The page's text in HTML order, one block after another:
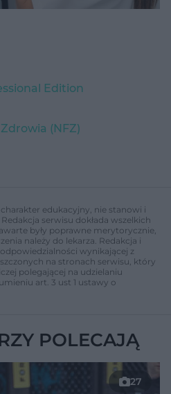
Edition
(NFZ)
edukacyjny, nie stanowi i
serwisu dokłada wszelkich
były poprawne merytorycznie,
należy do lekarza. Redakcja i
wynikającej z
na stronach serwisu, który
polegającej na udzielaniu
art. 3 ust 1 ustawy o
POLECAJĄ
27